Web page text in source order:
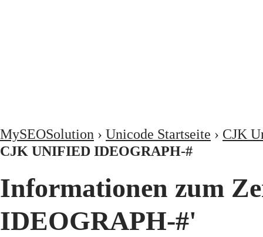
MySEOSolution › Unicode Startseite › CJK
CJK UNIFIED IDEOGRAPH-#
Informationen zum
IDEOGRAPH-#'